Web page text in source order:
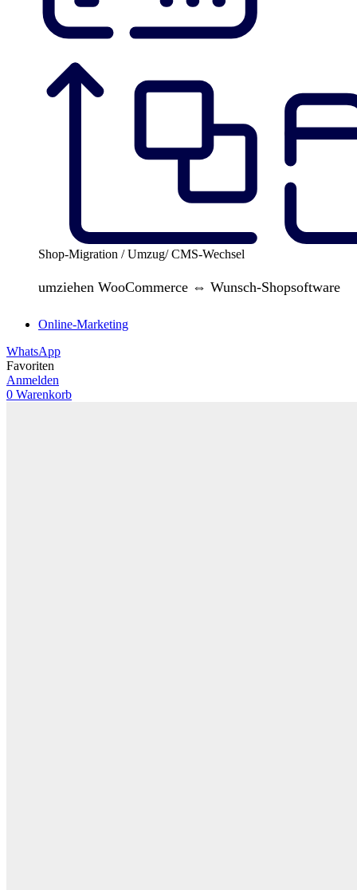
Shop-Migration / Umzug/ CMS-Wechsel
umziehen WooCommerce ⇔ Wunsch-Shopsoftware
Online-Marketing
WhatsApp
Favoriten
Anmelden
0 Warenkorb